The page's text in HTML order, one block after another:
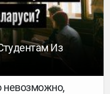
Из
невозможно,